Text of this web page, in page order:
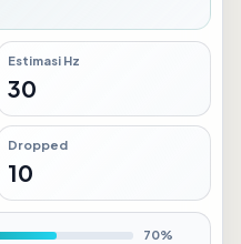
Estimasi Hz
30
Dropped
13
70%